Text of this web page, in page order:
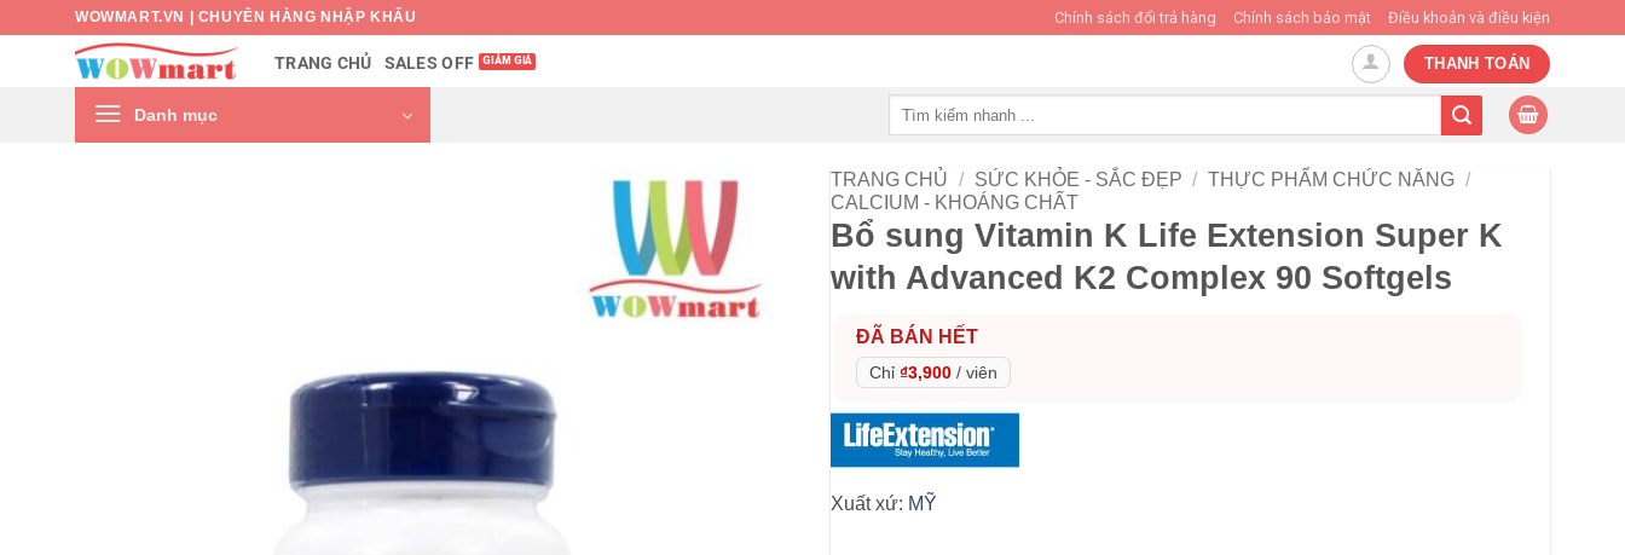
WOWMART.VN | CHUYÊN HÀNG NHẬP KHẨU Chính sách đổi trả hàng Chính sách bảo mật Điều khoản và điều kiện
TRANG CHỦ SALES OFF THANH TOÁN
Danh mục
TRANG CHỦ / SỨC KHỎE - SẮC ĐẸP / THỰC PHẨM CHỨC NĂNG /
CALCIUM - KHOÁNG CHẤT
Bổ sung Vitamin K Life Extension Super K
with Advanced K2 Complex 90 Softgels
ĐÃ BÁN HẾT
Chỉ ₫3,900 / viên
Xuất xứ: MỸ